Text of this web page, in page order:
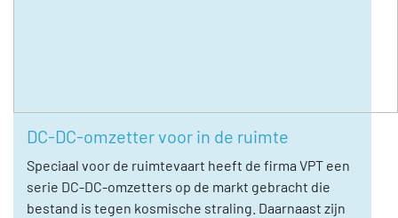
DC-DC-omzetter voor in de ruimte
Speciaal voor de ruimtevaart heeft de firma VPT een
serie DC-DC-omzetters op de markt gebracht die
bestand is tegen kosmische straling. Daarnaast zijn